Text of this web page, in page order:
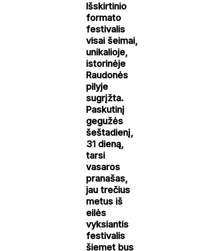
Išskirtinio
formato
festivalis
visai šeimai,
unikalioje,
istorinėje
Raudonės
pilyje
sugrįžta.
Paskutinį
gegužės
šeštadienį,
31 dieną,
tarsi
vasaros
pranašas,
jau trečius
metus iš
eilės
vyksiantis
festivalis
šiemet bus